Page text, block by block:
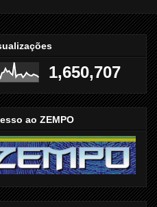
1,650,707
ao ZEMPO